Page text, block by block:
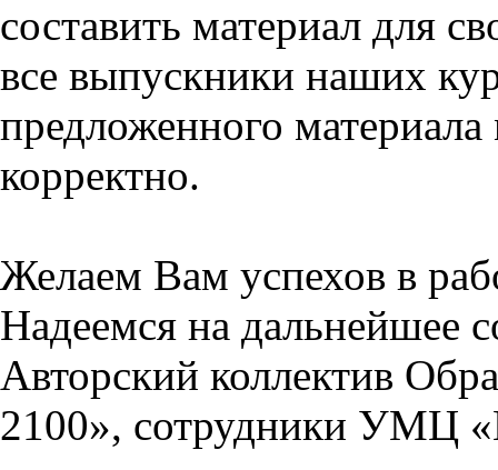
составить материал для
все выпускники наших
предложенного
корректно.
Желаем Вам успехов в
Надеемся на дальнейшее
Авторский коллектив
2100», сотрудники УМЦ